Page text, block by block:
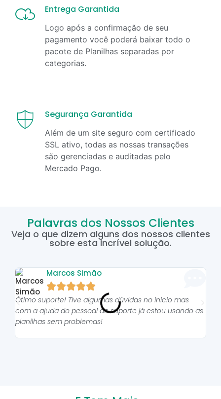
Entrega Garantida
Logo após a confirmação de seu
pagamento você poderá baixar todo o
pacote de Planilhas separadas por
categorias.
Segurança Garantida
Além de um site seguro com certificado
SSL ativo, todas as nossas transações
são gerenciadas e auditadas pelo
Mercado Pago.
Palavras dos Nossos Clientes
Veja o que dizem alguns dos nossos clientes
sobre esta incrível solução.
Marcos Simão

Ótimo suporte! Tive algumas dúvidas no inicio mas
com a ajuda do pessoal do suporte já estou usando as
planilhas sem problemas!